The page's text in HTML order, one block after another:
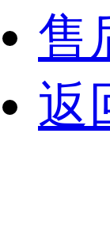
售
返